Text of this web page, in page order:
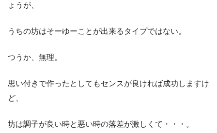
ょうが、
うちの坊はそーゆーことが出来るタイプではない。
つうか、無理。
思い付きで作ったとしてもセンスが良ければ成功しますけ
ど、
坊は調子が良い時と悪い時の落差が激しくて・・・。